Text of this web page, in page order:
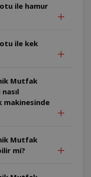
ile hamur
kek
Mutfak
makinesinde
Mutfak
mi?